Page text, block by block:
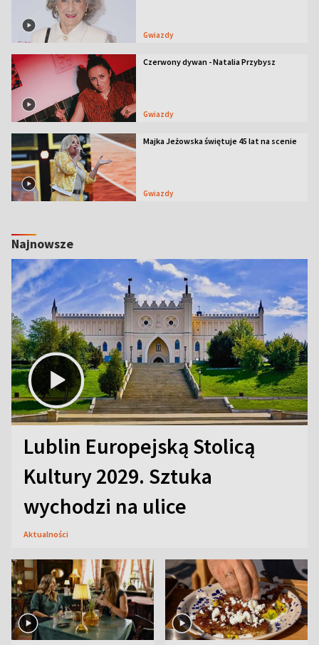
Gwiazdy
Czerwony dywan - Natalia Przybysz
Gwiazdy
Majka Jeżowska świętuje 45 lat na scenie
Gwiazdy
Najnowsze
Lublin Europejską Stolicą
Kultury 2029. Sztuka
wychodzi na ulice
Aktualności